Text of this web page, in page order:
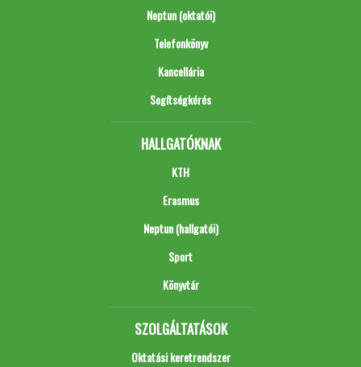
Neptun (oktatói)
Telefonkönyv
Kancellária
Segítségkérés
HALLGATÓKNAK
KTH
Erasmus
Neptun (hallgatói)
Sport
Könyvtár
SZOLGÁLTATÁSOK
Oktatási keretrendszer